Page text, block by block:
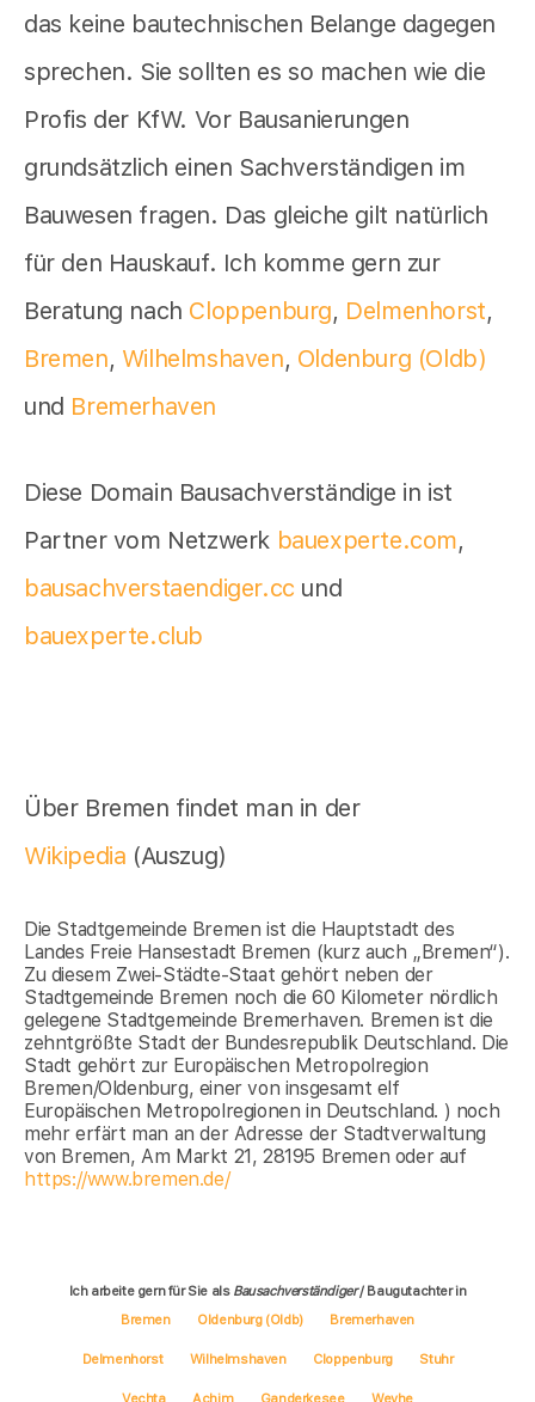
das keine bautechnischen Belange dagegen
sprechen. Sie sollten es so machen wie die
Profis der KfW. Vor Bausanierungen
grundsätzlich einen Sachverständigen im
Bauwesen fragen. Das gleiche gilt natürlich
für den Hauskauf. Ich komme gern zur
Beratung nach Cloppenburg, Delmenhorst,
Bremen, Wilhelmshaven, Oldenburg (Oldb)
und Bremerhaven
Diese Domain Bausachverständige in ist
Partner vom Netzwerk bauexperte.com,
bausachverstaendiger.cc und
bauexperte.club
Über Bremen findet man in der
Wikipedia (Auszug)
Die Stadtgemeinde Bremen ist die Hauptstadt des
Landes Freie Hansestadt Bremen (kurz auch „Bremen“).
Zu diesem Zwei-Städte-Staat gehört neben der
Stadtgemeinde Bremen noch die 60 Kilometer nördlich
gelegene Stadtgemeinde Bremerhaven. Bremen ist die
zehntgrößte Stadt der Bundesrepublik Deutschland. Die
Stadt gehört zur Europäischen Metropolregion
Bremen/Oldenburg, einer von insgesamt elf
Europäischen Metropolregionen in Deutschland. ) noch
mehr erfärt man an der Adresse der Stadtverwaltung
von Bremen, Am Markt 21, 28195 Bremen oder auf
https://www.bremen.de/
Ich arbeite gern für Sie als Bausachverständiger/ Baugutachter in
Bremen
Oldenburg (Oldb) Bremerhaven
Delmenhorst Wilhelmshaven Cloppenburg Stuhr
Vechta Achim Ganderkesee Weyhe